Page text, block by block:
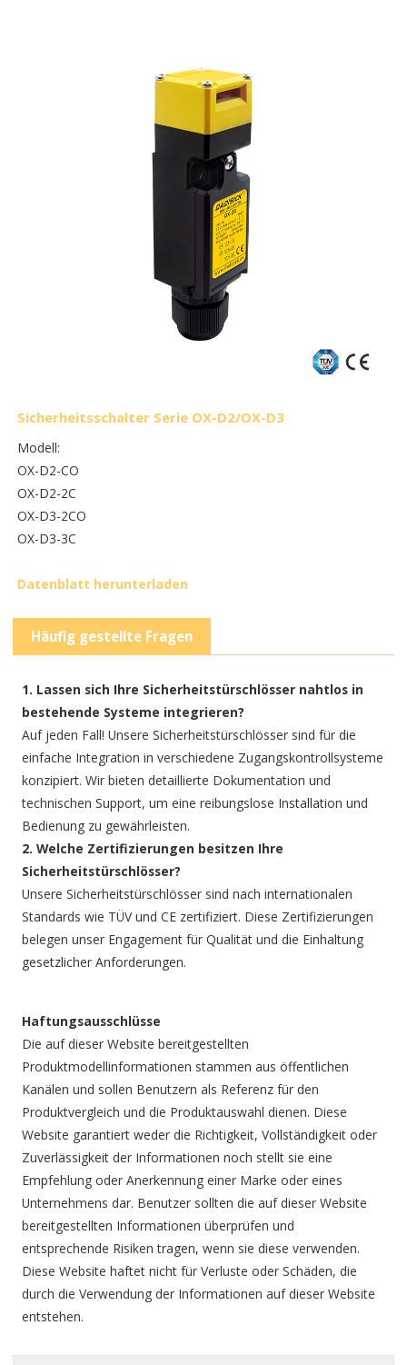
Sicherheitsschalter Serie OX-D2/OX-D3
Modell:
OX-D2-CO
OX-D2-2C
OX-D3-2CO
OX-D3-3C
Datenblatt herunterladen
Häufig gestellte Fragen
1. Lassen sich Ihre Sicherheitstürschlösser nahtlos in
bestehende Systeme integrieren?
Auf jeden Fall! Unsere Sicherheitstürschlösser sind für die
einfache Integration in verschiedene Zugangskontrollsysteme
konzipiert. Wir bieten detaillierte Dokumentation und
technischen Support, um eine reibungslose Installation und
Bedienung zu gewährleisten.
2. Welche Zertifizierungen besitzen Ihre
Sicherheitstürschlösser?
Unsere Sicherheitstürschlösser sind nach internationalen
Standards wie TÜV und CE zertifiziert. Diese Zertifizierungen
belegen unser Engagement für Qualität und die Einhaltung
gesetzlicher Anforderungen.
Haftungsausschlüsse
Die auf dieser Website bereitgestellten
Produktmodellinformationen stammen aus öffentlichen
Kanälen und sollen Benutzern als Referenz für den
Produktvergleich und die Produktauswahl dienen. Diese
Website garantiert weder die Richtigkeit, Vollständigkeit oder
Zuverlässigkeit der Informationen noch stellt sie eine
Empfehlung oder Anerkennung einer Marke oder eines
Unternehmens dar. Benutzer sollten die auf dieser Website
bereitgestellten Informationen überprüfen und
entsprechende Risiken tragen, wenn sie diese verwenden.
Diese Website haftet nicht für Verluste oder Schäden, die
durch die Verwendung der Informationen auf dieser Website
entstehen.